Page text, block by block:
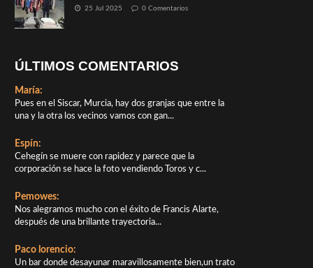
25 Jul 2025 0 Comentarios
ÚLTIMOS COMENTARIOS
María:
Pues en el Siscar, Murcia, hay dos granjas que entre la
una y la otra los vecinos vamos con gan...
Espín:
Cehegín se muere con rapidez y parece que la
corporación se hace la foto vendiendo Toros y c...
Pemowes:
Nos alegramos mucho con el éxito de Francis Alarte,
después de una brillante trayectoria...
Paco lorencio:
Un bar donde desayunar maravillosamente bien,un trato